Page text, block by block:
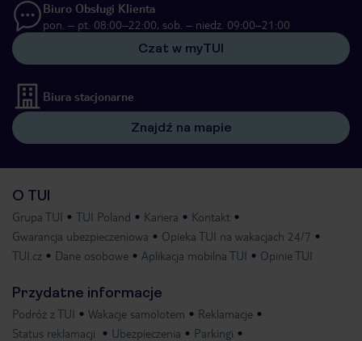
Biuro Obsługi Klienta
pon. – pt. 08:00–22:00, sob. – niedz. 09:00–21:00
Czat w myTUI
Biura stacjonarne
Znajdź na mapie
O TUI
Grupa TUI TUI Poland Kariera
Kontakt
Gwarancja ubezpieczeniowa
Opieka TUI na wakacjach 24/7
TUI.cz
Dane osobowe Aplikacja mobilna TUI Opinie TUI
Przydatne informacje
Podróż z TUI Wakacje samolotem
Reklamacje
Status reklamacji
Ubezpieczenia Parkingi